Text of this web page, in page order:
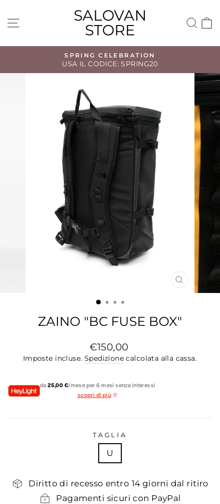
direttamente
NAVIGAZIONE DEL SITO
SALOVAN
STORE
Metti
SPRING CELEBRATION
USA IL CODICE: SPRING20
CHIUDI
(ESC)
ZAINO "BC FUSE BOX"
Prezzo
di
€150,00
Imposte incluse. Spedizione calcolata alla cassa.
da25,00 €/mese per 6 mesi senza interessi
scopri di più
TAGLIA
U
Diritto di recesso entro 14 giorni dal ritiro
Pagamenti sicuri con PayPal